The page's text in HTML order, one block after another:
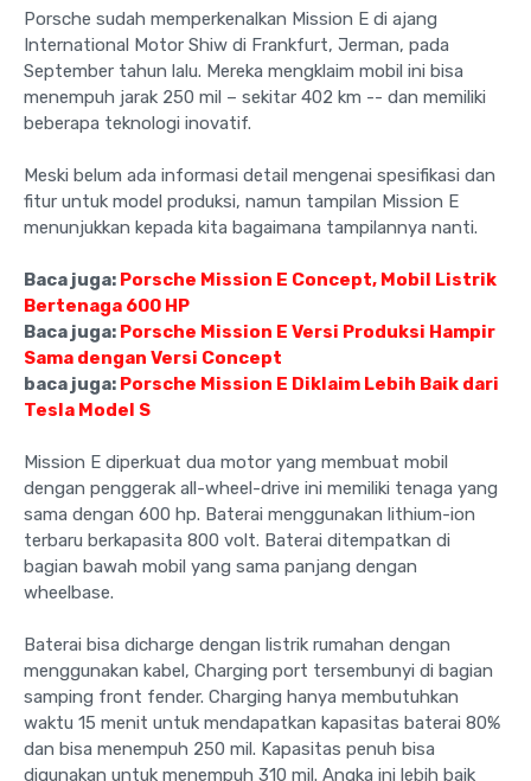
Porsche sudah memperkenalkan Mission E di ajang
International Motor Shiw di Frankfurt, Jerman, pada
September tahun lalu. Mereka mengklaim mobil ini bisa
menempuh jarak 250 mil – sekitar 402 km -- dan memiliki
beberapa teknologi inovatif.
Meski belum ada informasi detail mengenai spesifikasi dan
fitur untuk model produksi, namun tampilan Mission E
menunjukkan kepada kita bagaimana tampilannya nanti.
Baca juga: Porsche Mission E Concept, Mobil Listrik
Bertenaga 600 HP
Baca juga: Porsche Mission E Versi Produksi Hampir
Sama dengan Versi Concept
baca juga: Porsche Mission E Diklaim Lebih Baik dari
Tesla Model S
Mission E diperkuat dua motor yang membuat mobil
dengan penggerak all-wheel-drive ini memiliki tenaga yang
sama dengan 600 hp. Baterai menggunakan lithium-ion
terbaru berkapasita 800 volt. Baterai ditempatkan di
bagian bawah mobil yang sama panjang dengan
wheelbase.
Baterai bisa dicharge dengan listrik rumahan dengan
menggunakan kabel, Charging port tersembunyi di bagian
samping front fender. Charging hanya membutuhkan
waktu 15 menit untuk mendapatkan kapasitas baterai 80%
dan bisa menempuh 250 mil. Kapasitas penuh bisa
digunakan untuk menempuh 310 mil. Angka ini lebih baik